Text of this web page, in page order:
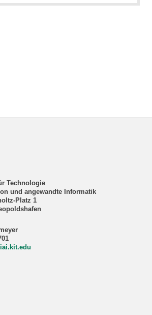
Technologie
und angewandte Informatik
Platz 1
iai.kit.edu